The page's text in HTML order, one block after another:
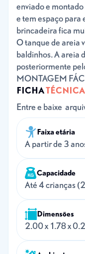
enviado e
e tem espaço para
brincadeira fica
O tanque de areia
baldinhos. A areia
posteriormente
MONTAGEM
FICHATÉCNICA
Entre e baixe
Faixa etária
A partir de 3
Capacidade
Até 4 crianças
Dimensões
2.00 x 1.78 x